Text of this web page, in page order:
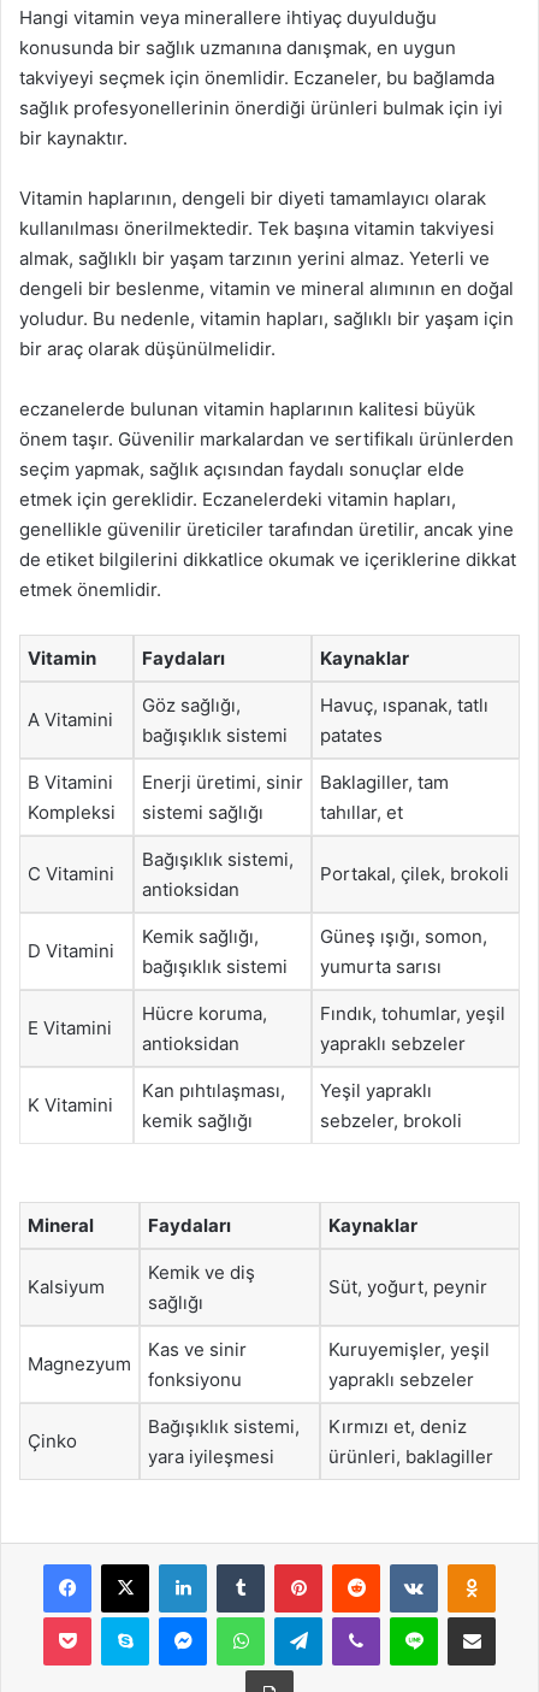
Hangi vitamin veya minerallere ihtiyaç duyulduğu
konusunda bir sağlık uzmanına danışmak, en uygun
takviyeyi seçmek için önemlidir. Eczaneler, bu bağlamda
sağlık profesyonellerinin önerdiği ürünleri bulmak için iyi
bir kaynaktır.
Vitamin haplarının, dengeli bir diyeti tamamlayıcı olarak
kullanılması önerilmektedir. Tek başına vitamin takviyesi
almak, sağlıklı bir yaşam tarzının yerini almaz. Yeterli ve
dengeli bir beslenme, vitamin ve mineral alımının en doğal
yoludur. Bu nedenle, vitamin hapları, sağlıklı bir yaşam için
bir araç olarak düşünülmelidir.
eczanelerde bulunan vitamin haplarının kalitesi büyük
önem taşır. Güvenilir markalardan ve sertifikalı ürünlerden
seçim yapmak, sağlık açısından faydalı sonuçlar elde
etmek için gereklidir. Eczanelerdeki vitamin hapları,
genellikle güvenilir üreticiler tarafından üretilir, ancak yine
de etiket bilgilerini dikkatlice okumak ve içeriklerine dikkat
etmek önemlidir.
Vitamin Faydaları Kaynaklar
A Vitamini
Göz sağlığı,
bağışıklık sistemi
Havuç, ıspanak, tatlı
patates
B Vitamini
Kompleksi
Enerji üretimi, sinir
sistemi sağlığı
Baklagiller, tam
tahıllar, et
C Vitamini
Bağışıklık sistemi,
antioksidan
Portakal, çilek, brokoli
D Vitamini
Kemik sağlığı,
bağışıklık sistemi
Güneş ışığı, somon,
yumurta sarısı
E Vitamini
Hücre koruma,
antioksidan
Fındık, tohumlar, yeşil
yapraklı sebzeler
K Vitamini
Kan pıhtılaşması,
kemik sağlığı
Yeşil yapraklı
sebzeler, brokoli
Mineral Faydaları Kaynaklar
Kalsiyum
Kemik ve diş
sağlığı
Süt, yoğurt, peynir
Magnezyum
Kas ve sinir
fonksiyonu
Kuruyemişler, yeşil
yapraklı sebzeler
Çinko
Bağışıklık sistemi,
yara iyileşmesi
Kırmızı et, deniz
ürünleri, baklagiller
Facebook
X LinkedInTumblr PinterestReddit VKontakte
Pocket Skype MessengerWhatsAppTelegramViber Line E-Posta ile
Yazdır